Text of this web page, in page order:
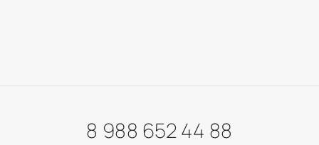
8 988 652 44 88